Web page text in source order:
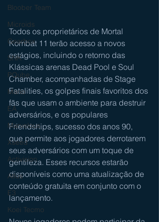
Bloober Team
Microids
Gearbox
SNK
PQube
Mario
EA
Marvelous
Xseed
Activision
Atlus
E3
Koei Tecmo
Todos os proprietários de Mortal
Kombat 11 terão acesso a novos
estágios, incluindo o retorno das
Klássicas arenas Dead Pool e Soul
Chamber, acompanhadas de Stage
Fatalities, os golpes finais favoritos dos
fãs que usam o ambiente para destruir
adversários, e os populares
Friendships, sucesso dos anos 90,
que permite aos jogadores derrotarem
seus adversários com um toque de
gentileza. Esses recursos estarão
disponíveis como uma atualização de
conteúdo gratuita em conjunto com o
lançamento.